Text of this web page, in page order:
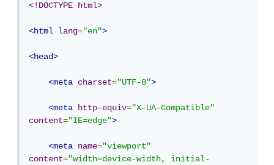
<!DOCTYPE html>
<html lang="en">
<head>
<meta charset="UTF-8">
<meta http-equiv="X-UA-Compatible"
content="IE=edge">
<meta name="viewport"
content="width=device-width, initial-